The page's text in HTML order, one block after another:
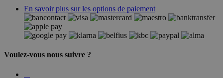
En savoir plus sur les options de paiement
Voulez-vous nous suivre ?